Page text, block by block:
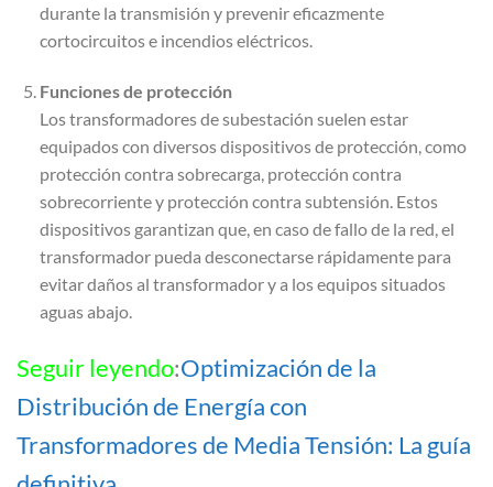
durante la transmisión y prevenir eficazmente
cortocircuitos e incendios eléctricos.
Funciones de protección
Los transformadores de subestación suelen estar
equipados con diversos dispositivos de protección, como
protección contra sobrecarga, protección contra
sobrecorriente y protección contra subtensión. Estos
dispositivos garantizan que, en caso de fallo de la red, el
transformador pueda desconectarse rápidamente para
evitar daños al transformador y a los equipos situados
aguas abajo.
Seguir leyendo:Optimización de la
Distribución de Energía con
Transformadores de Media Tensión: La guía